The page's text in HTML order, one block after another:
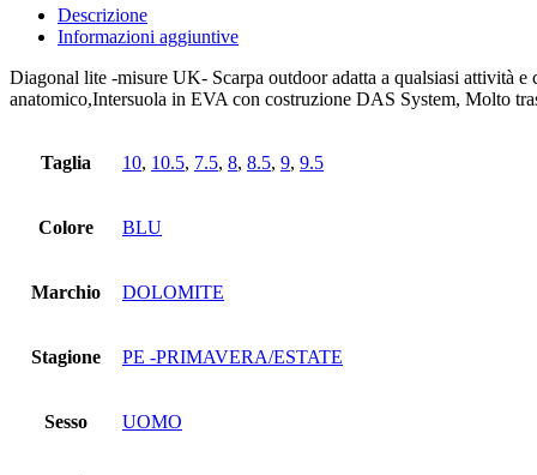
Descrizione
Informazioni aggiuntive
Diagonal lite -misure UK- Scarpa outdoor adatta a qualsiasi attività
anatomico,Intersuola in EVA con costruzione DAS System, Molto
Taglia 10, 10.5, 7.5, 8, 8.5, 9, 9.5
Colore BLU
Marchio DOLOMITE
Stagione PE -PRIMAVERA/ESTATE
Sesso UOMO